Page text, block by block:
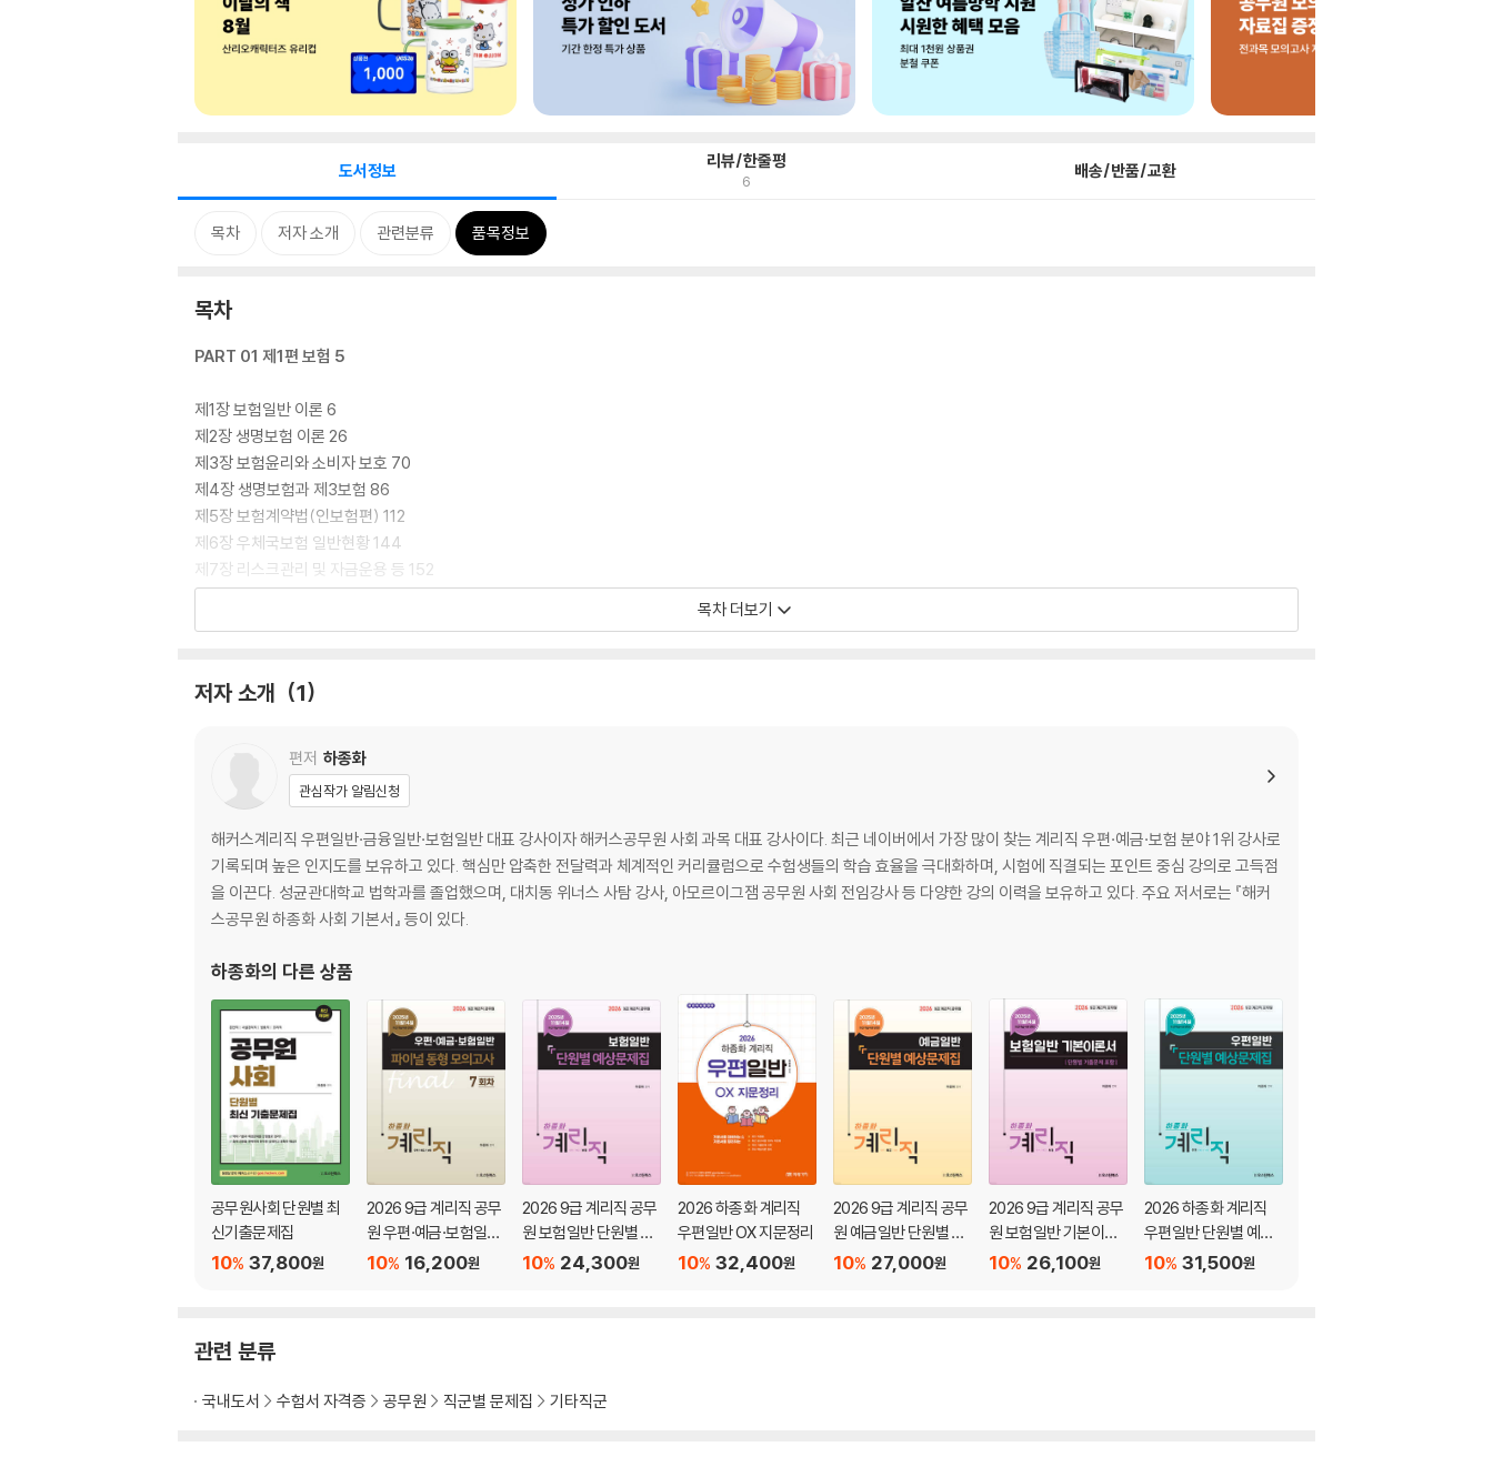
도서정보 리뷰/한줄평
6 배송/반품/교환
목차 저자 소개 관련분류 품목정보
목차
PART 01 제1편 보험 5
제1장 보험일반 이론 6
제2장 생명보험 이론 26
제3장 보험윤리와 소비자 보호 70
제4장 생명보험과 제3보험 86
제5장 보험계약법(인보험편) 112
제6장 우체국보험 일반현황 144
제7장 리스크관리 및 자금운용 등 152
제2장 우체국보험 계약유지 및 보험금 지급 180
PART 03 제3편 우체국보험 상품 207
제1장 우체국보험 상품 208
제2장 우체국보험 관련 세제 276
PART 04 제4편 부록 : 관련 법령
목차 더보기
저자 소개 1
편저 하종화
관심작가 알림신청
해커스계리직 우편일반·금융일반·보험일반 대표 강사이자 해커스공무원 사회 과목 대표 강사이다. 최근 네이버에서 가장 많이 찾는 계리직 우편·예금·보험 분야 1위 강사로
기록되며 높은 인지도를 보유하고 있다. 핵심만 압축한 전달력과 체계적인 커리큘럼으로 수험생들의 학습 효율을 극대화하며, 시험에 직결되는 포인트 중심 강의로 고득점
을 이끈다. 성균관대학교 법학과를 졸업했으며, 대치동 위너스 사탐 강사, 아모르이그잼 공무원 사회 전임강사 등 다양한 강의 이력을 보유하고 있다. 주요 저서로는 『해커
스공무원 하종화 사회 기본서』 등이 있다.
하종화의 다른 상품
공무원사회 단원별 최
신기출문제집
37,800원
10%
2026 9급 계리직 공무
원 우편·예금·보험일반
파이널 동형 모의고사
16,200원
10%
2026 9급 계리직 공무
원 보험일반 단원별 예
상문제집24,300원
10%
2026 하종화 계리직
우편일반 OX 지문정리
32,400원
10%
2026 9급 계리직 공무
원 예금일반 단원별 예
상문제집27,000원
10%
2026 9급 계리직 공무
원 보험일반 기본이론
서
26,100원
10%
2026 하종화 계리직
우편일반 단원별 예상
문제집31,500원
10%
관련 분류
국내도서 수험서 자격증 공무원 직군별 문제집 기타직군